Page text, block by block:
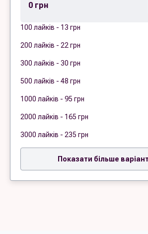
0 грн
100 лайків - 13 грн
200 лайків - 22 грн
300 лайків - 30 грн
500 лайків - 48 грн
1000 лайків - 95 грн
2000 лайків - 165 грн
3000 лайків - 235 грн
Показати більше